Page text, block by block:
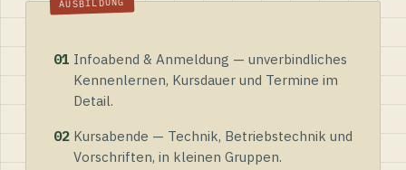
01 Infoabend & Anmeldung — unverbindliches
Kennenlernen, Kursdauer und Termine im
Detail.
02 Kursabende — Technik, Betriebstechnik und
Vorschriften, in kleinen Gruppen.